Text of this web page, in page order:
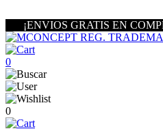
¡ENVIOS GRATIS EN
0
0